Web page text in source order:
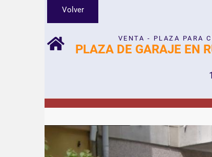
Volver
VENTA - PLAZA PARA
PLAZA DE GARAJE EN